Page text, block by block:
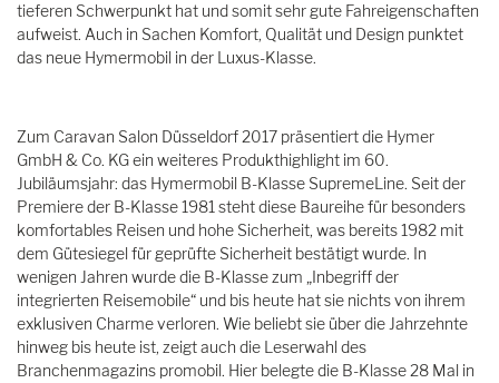
tieferen Schwerpunkt hat und somit sehr gute Fahreigenschaften
aufweist. Auch in Sachen Komfort, Qualität und Design punktet
das neue Hymermobil in der Luxus-Klasse.
Zum Caravan Salon Düsseldorf 2017 präsentiert die Hymer
GmbH & Co. KG ein weiteres Produkthighlight im 60.
Jubiläumsjahr: das Hymermobil B-Klasse SupremeLine. Seit der
Premiere der B-Klasse 1981 steht diese Baureihe für besonders
komfortables Reisen und hohe Sicherheit, was bereits 1982 mit
dem Gütesiegel für geprüfte Sicherheit bestätigt wurde. In
wenigen Jahren wurde die B-Klasse zum „Inbegriff der
integrierten Reisemobile“ und bis heute hat sie nichts von ihrem
exklusiven Charme verloren. Wie beliebt sie über die Jahrzehnte
hinweg bis heute ist, zeigt auch die Leserwahl des
Branchenmagazins promobil. Hier belegte die B-Klasse 28 Mal in